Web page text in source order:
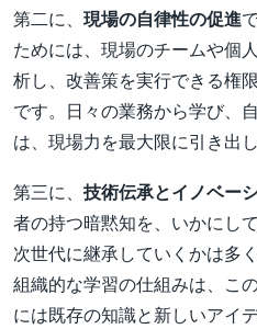
第二に、 現場の自律性の促進
ためには、現場のチームや個
析し、改善策を実行できる権
です。日々の業務から学び、
は、現場力を最大限に引き出し
第三に、 技術伝承とイノベー
者の持つ暗黙知を、いかにし
次世代に継承していくかは多
組織的な学習の仕組みは、こ
には既存の知識と新しいアイ